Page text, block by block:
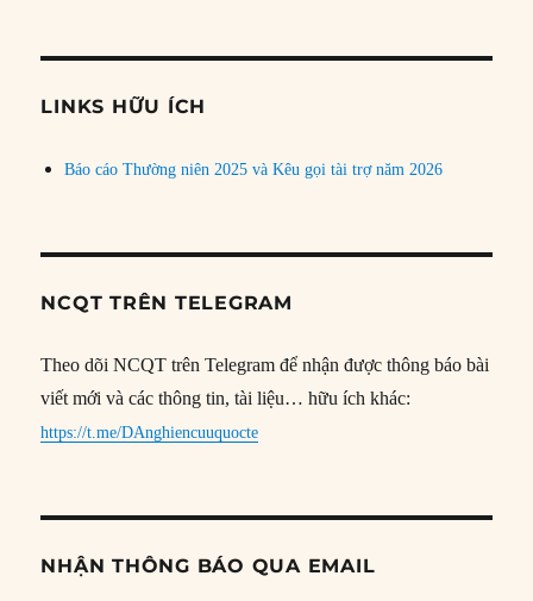
đề
LINKS HỮU ÍCH
Báo cáo Thường niên 2025 và Kêu gọi tài trợ năm 2026
NCQT TRÊN TELEGRAM
Theo dõi NCQT trên Telegram để nhận được thông báo bài
viết mới và các thông tin, tài liệu… hữu ích khác:
https://t.me/DAnghiencuuquocte
NHẬN THÔNG BÁO QUA EMAIL